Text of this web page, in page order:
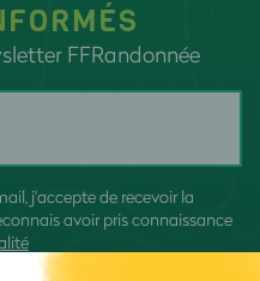
FFRandonnée
j'accepte de recevoir la
avoir pris connaissance